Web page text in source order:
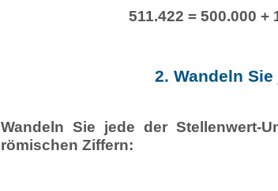
511.422 = 500.000 +
2. Wandeln
Wandeln Sie jede der Stellenwert-
römischen Ziffern: